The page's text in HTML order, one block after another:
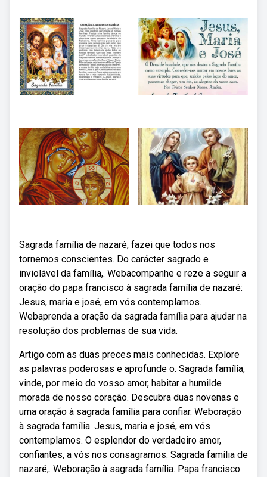
Sagrada família de nazaré, fazei que todos nos
tornemos conscientes. Do carácter sagrado e
inviolável da família,. Webacompanhe e reze a seguir a
oração do papa francisco à sagrada família de nazaré:
Jesus, maria e josé, em vós contemplamos.
Webaprenda a oração da sagrada família para ajudar na
resolução dos problemas de sua vida.
Artigo com as duas preces mais conhecidas. Explore
as palavras poderosas e aprofunde o. Sagrada família,
vinde, por meio do vosso amor, habitar a humilde
morada de nosso coração. Descubra duas novenas e
uma oração à sagrada família para confiar. Weboração
à sagrada família. Jesus, maria e josé, em vós
contemplamos. O esplendor do verdadeiro amor,
confiantes, a vós nos consagramos. Sagrada família de
nazaré,. Weboração à sagrada família. Papa francisco